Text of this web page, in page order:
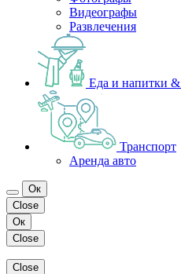
Видеографы
Развлечения
Еда и напитки
Транспорт
Аренда авто
Ок
Close
Ок
Close
Close